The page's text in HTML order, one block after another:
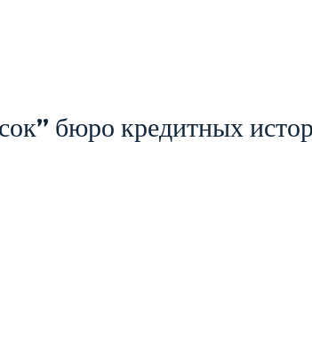
бюро кредитных